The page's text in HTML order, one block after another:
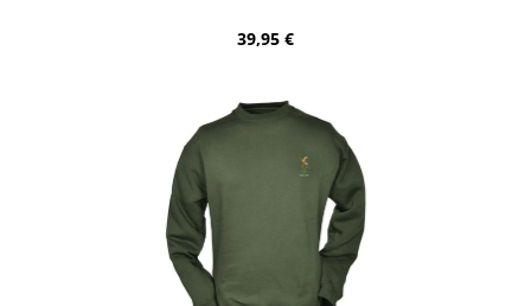
Regulärer Preis:
39,95 €